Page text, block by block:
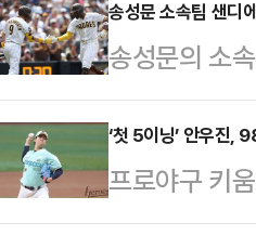
에 성공, 2득
며 타격감과
라 출루한 뒤
경기서 13-3
다.하지만 10
나선 문동주
1회말 무사 2
렸다. 이어
권민규와…
송성문 소속팀 샌디
송성문의 소
록을 갈아치
현 소유주인
스 부부에게
인 거래 조건
‘첫 5이닝’ 안우진,
프로야구 키
만에 승리를